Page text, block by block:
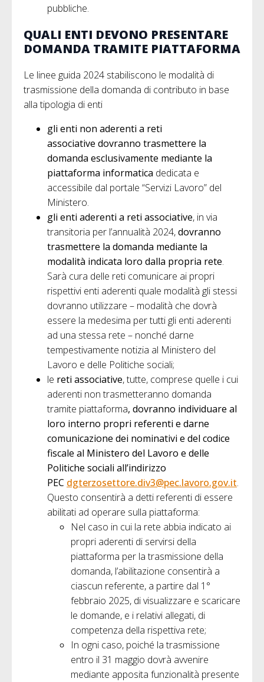
pubbliche.
QUALI ENTI DEVONO PRESENTARE
DOMANDA TRAMITE PIATTAFORMA
Le linee guida 2024 stabiliscono le modalità di
trasmissione della domanda di contributo in base
alla tipologia di enti
gli enti non aderenti a reti
associative dovranno trasmettere la
domanda esclusivamente mediante la
piattaforma informatica dedicata e
accessibile dal portale “Servizi Lavoro” del
Ministero.
gli enti aderenti a reti associative, in via
transitoria per l’annualità 2024,dovranno
trasmettere la domanda mediante la
modalità indicata loro dalla propria rete.
Sarà cura delle reti comunicare ai propri
rispettivi enti aderenti quale modalità gli stessi
dovranno utilizzare – modalità che dovrà
essere la medesima per tutti gli enti aderenti
ad una stessa rete – nonché darne
tempestivamente notizia al Ministero del
Lavoro e delle Politiche sociali;
le reti associative, tutte, comprese quelle i cui
aderenti non trasmetteranno domanda
tramite piattaforma, dovranno individuare al
loro interno propri referenti e darne
comunicazione dei nominativi e del codice
fiscale al Ministero del Lavoro e delle
Politiche sociali all’indirizzo
PEC dgterzosettore.div3@pec.lavoro.gov.it.
Questo consentirà a detti referenti di essere
abilitati ad operare sulla piattaforma:
Nel caso in cui la rete abbia indicato ai
propri aderenti di servirsi della
piattaforma per la trasmissione della
domanda, l’abilitazione consentirà a
ciascun referente, a partire dal 1°
febbraio 2025, di visualizzare e scaricare
le domande, e i relativi allegati, di
competenza della rispettiva rete;
In ogni caso, poiché la trasmissione
entro il 31 maggio dovrà avvenire
mediante apposita funzionalità presente